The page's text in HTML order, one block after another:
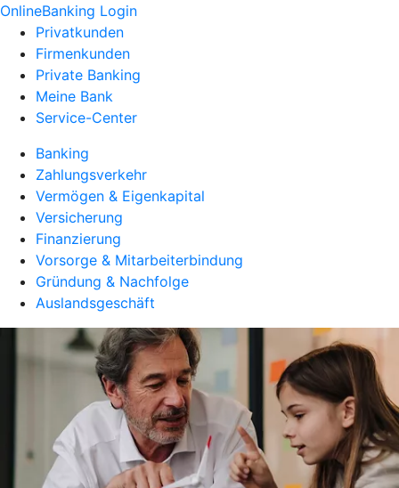
OnlineBanking Login
Privatkunden
Firmenkunden
Private Banking
Meine Bank
Service-Center
Banking
Zahlungsverkehr
Vermögen & Eigenkapital
Versicherung
Finanzierung
Vorsorge & Mitarbeiterbindung
Gründung & Nachfolge
Auslandsgeschäft